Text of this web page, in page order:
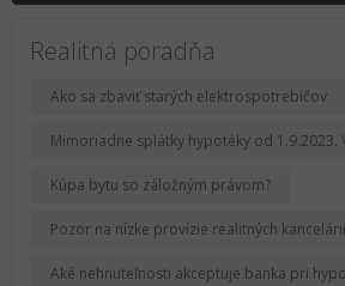
Realitná poradňa
Ako sa zbaviť starých elektrospotrebičov
Mimoriadne splátky hypotéky od 1.9.2023.
Kúpa bytu so záložným právom?
Pozor na nízke provízie realitných kancelárií
Aké nehnuteľnosti akceptuje banka pri